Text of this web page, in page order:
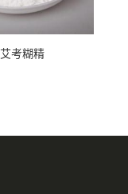
艾考糊精